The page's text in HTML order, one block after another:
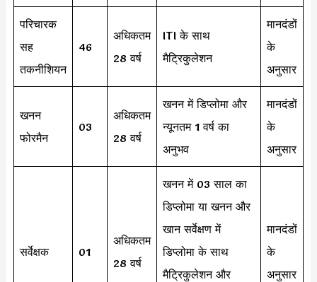
परिचारक
सह
तकनीशियन
46
अधिकतम
28 वर्ष
ITI के साथ
मैट्रिकुलेशन
मानदंडों
के
अनुसार
खनन
फोरमैन
03
अधिकतम
28 वर्ष
खनन में डिप्लोमा और
न्यूनतम 1 वर्ष का
अनुभव
मानदंडों
के
अनुसार
सर्वेक्षक 01
अधिकतम
28 वर्ष
खनन में 03 साल का
डिप्लोमा या खनन और
खान सर्वेक्षण में
डिप्लोमा के साथ
मैट्रिकुलेशन और
मानदंडों
के
अनुसार